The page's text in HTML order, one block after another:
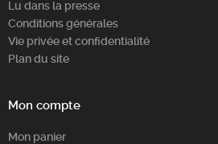
Lu dans la presse
Conditions générales
Vie privée et confidentialité
Plan du site
Mon compte
Mon panier